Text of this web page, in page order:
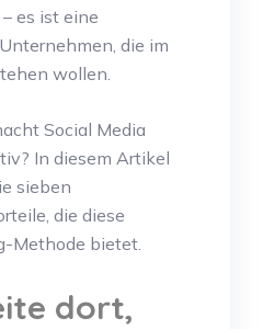
es ist eine
die im
wollen.
Social Media
In diesem Artikel
sieben
die diese
Methode bietet.
dort,